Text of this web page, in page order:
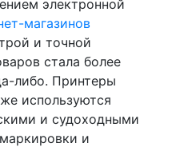
электронной
магазинов
и точной
стала более
либо. Принтеры
используются
и судоходными
и